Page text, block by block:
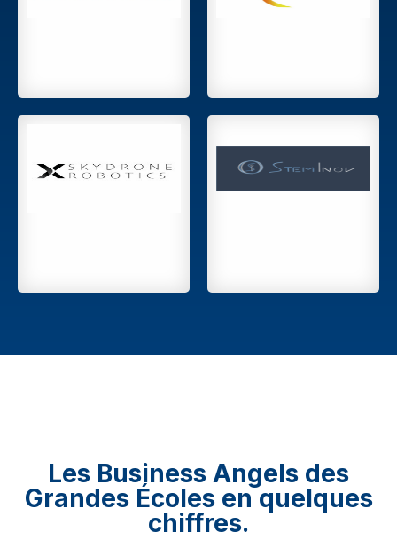
Les Business Angels des
Grandes Écoles en quelques
chiffres.